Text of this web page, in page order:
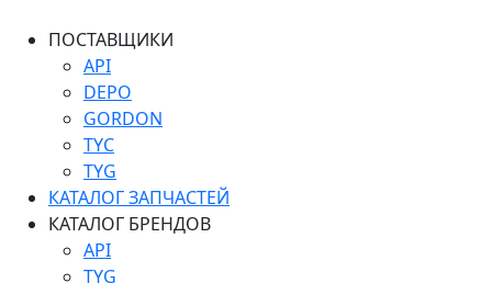
ПОСТАВЩИКИ
API
DEPO
GORDON
TYC
TYG
КАТАЛОГ ЗАПЧАСТЕЙ
КАТАЛОГ БРЕНДОВ
API
TYG